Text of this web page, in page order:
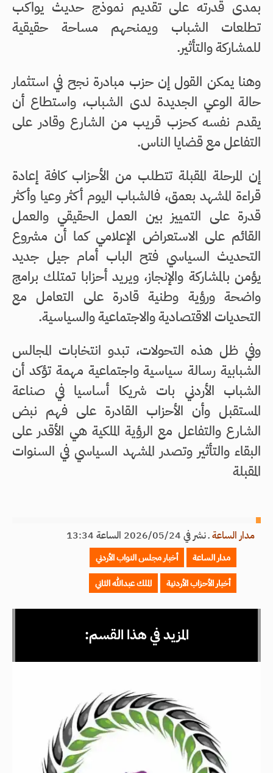
بمدى قدرته على تقديم نموذج حديث يواكب
تطلعات الشباب ويمنحهم مساحة حقيقية
للمشاركة والتأثير.
وهنا يمكن القول إن حزب مبادرة نجح في استثمار
حالة الوعي الجديدة لدى الشباب، واستطاع أن
يقدم نفسه كحزب قريب من الشارع وقادر على
التفاعل مع قضايا الناس.
إن المرحلة المقبلة تتطلب من الأحزاب كافة إعادة
قراءة المشهد بعمق، فالشباب اليوم أكثر وعيا وأكثر
قدرة على التمييز بين العمل الحقيقي والعمل
القائم على الاستعراض الإعلامي كما أن مشروع
التحديث السياسي فتح الباب أمام جيل جديد
يؤمن بالمشاركة والإنجاز، ويريد أحزابا تمتلك برامج
واضحة ورؤية وطنية قادرة على التعامل مع
التحديات الاقتصادية والاجتماعية والسياسية.
وفي ظل هذه التحولات، تبدو انتخابات المجالس
الشبابية رسالة سياسية واجتماعية مهمة تؤكد أن
الشباب الأردني بات شريكا أساسيا في صناعة
المستقبل وأن الأحزاب القادرة على فهم نبض
الشارع والتفاعل مع الرؤية الملكية هي الأقدر على
البقاء والتأثير وتصدر المشهد السياسي في السنوات
المقبلة
مدار الساعةـنشر في 2026/05/24 الساعة 13:34
مدار الساعة
أخبار مجلس النواب الأردني
أخبار الأحزاب الأردنية
الملك عبدالله الثاني
المزيد في هذا القسم: